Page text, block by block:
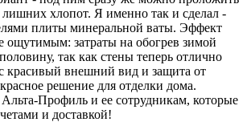
лишних хлопот. Я именно так и сделал -
плиты минеральной ваты. Эффект
ощутимым: затраты на обогрев зимой
так как стены теперь отлично
красивый внешний вид и защита от
решение для отделки дома.
Профиль и ее сотрудникам, которые
и доставкой!